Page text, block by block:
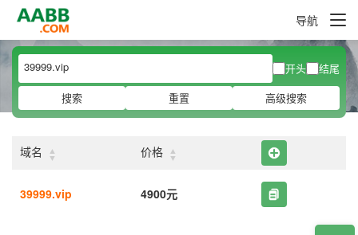
导航
开头
结尾
搜索
重置 高级搜索
域名 ▲
▼ 价格 ▲
▼
39999.vip 4900元